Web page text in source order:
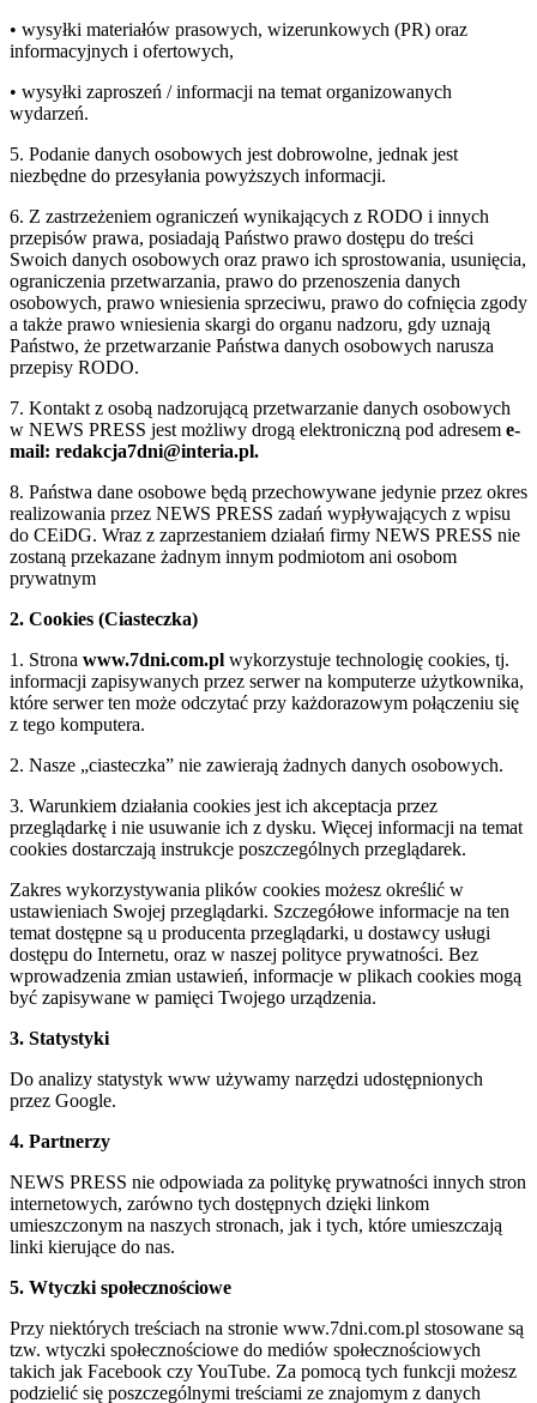
• wysyłki materiałów prasowych, wizerunkowych (PR) oraz
informacyjnych i ofertowych,
• wysyłki zaproszeń / informacji na temat organizowanych
wydarzeń.
5. Podanie danych osobowych jest dobrowolne, jednak jest
niezbędne do przesyłania powyższych informacji.
6. Z zastrzeżeniem ograniczeń wynikających z RODO i innych
przepisów prawa, posiadają Państwo prawo dostępu do treści
Swoich danych osobowych oraz prawo ich sprostowania, usunięcia,
ograniczenia przetwarzania, prawo do przenoszenia danych
osobowych, prawo wniesienia sprzeciwu, prawo do cofnięcia zgody
a także prawo wniesienia skargi do organu nadzoru, gdy uznają
Państwo, że przetwarzanie Państwa danych osobowych narusza
przepisy RODO.
7. Kontakt z osobą nadzorującą przetwarzanie danych osobowych
w NEWS PRESS jest możliwy drogą elektroniczną pod adresem e-
mail: redakcja7dni@interia.pl.
8. Państwa dane osobowe będą przechowywane jedynie przez okres
realizowania przez NEWS PRESS zadań wypływających z wpisu
do CEiDG. Wraz z zaprzestaniem działań firmy NEWS PRESS nie
zostaną przekazane żadnym innym podmiotom ani osobom
prywatnym
2. Cookies (Ciasteczka)
1. Strona www.7dni.com.pl wykorzystuje technologię cookies, tj.
informacji zapisywanych przez serwer na komputerze użytkownika,
które serwer ten może odczytać przy każdorazowym połączeniu się
z tego komputera.
2. Nasze „ciasteczka” nie zawierają żadnych danych osobowych.
3. Warunkiem działania cookies jest ich akceptacja przez
przeglądarkę i nie usuwanie ich z dysku. Więcej informacji na temat
cookies dostarczają instrukcje poszczególnych przeglądarek.
Zakres wykorzystywania plików cookies możesz określić w
ustawieniach Swojej przeglądarki. Szczegółowe informacje na ten
temat dostępne są u producenta przeglądarki, u dostawcy usługi
dostępu do Internetu, oraz w naszej polityce prywatności. Bez
wprowadzenia zmian ustawień, informacje w plikach cookies mogą
być zapisywane w pamięci Twojego urządzenia.
3. Statystyki
Do analizy statystyk www używamy narzędzi udostępnionych
przez Google.
4. Partnerzy
NEWS PRESS nie odpowiada za politykę prywatności innych stron
internetowych, zarówno tych dostępnych dzięki linkom
umieszczonym na naszych stronach, jak i tych, które umieszczają
linki kierujące do nas.
5. Wtyczki społecznościowe
Przy niektórych treściach na stronie www.7dni.com.pl stosowane są
tzw. wtyczki społecznościowe do mediów społecznościowych
takich jak Facebook czy YouTube. Za pomocą tych funkcji możesz
podzielić się poszczególnymi treściami ze znajomym z danych